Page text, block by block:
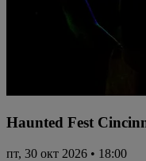
Haunted Fest
пт, 30 окт 2026 • 18:00